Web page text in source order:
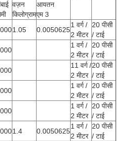
वज़न
किलोग्राम
आयतन
एम 3
1.05 0.0050625
1 वर्ग /
2 मीटर
20 पीसी
/ टाई
1 वर्ग /
2 मीटर
20 पीसी
/ टाई
11 वर्ग /
2 मीटर
20 पीसी
/ टाई
1 वर्ग /
2 मीटर
20 पीसी
/ टाई
1 वर्ग /
2 मीटर
20 पीसी
/ टाई
1.4 0.0050625
1 वर्ग /
2 मीटर
20 पीसी
/ टाई